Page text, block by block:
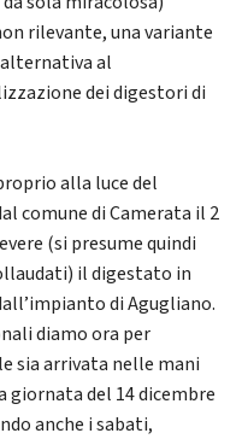
rilevante, una variante
al
dei digestori di
alla luce del
comune di Camerata il 2
(si presume quindi
il digestato in
di Agugliano.
diamo ora per
sia arrivata nelle mani
giornata del 14 dicembre
anche i sabati,